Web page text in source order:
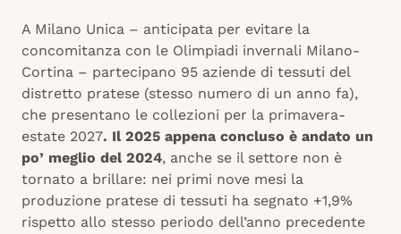
A Milano Unica – anticipata per evitare la
concomitanza con le Olimpiadi invernali Milano-
Cortina – partecipano 95 aziende di tessuti del
distretto pratese (stesso numero di un anno fa),
che presentano le collezioni per la primavera-
estate 2027. Il 2025 appena concluso è andato un
po’ meglio del 2024, anche se il settore non è
tornato a brillare: nei primi nove mesi la
produzione pratese di tessuti ha segnato +1,9%
rispetto allo stesso periodo dell’anno precedente